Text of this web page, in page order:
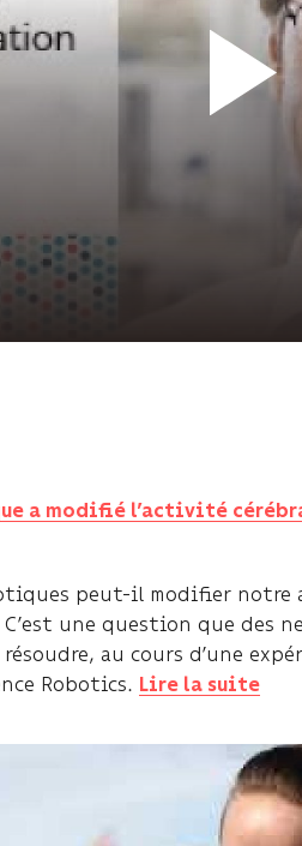
a modifié l’activité
peut-il modifier
C’est une question que des
résoudre, au cours d’une
Robotics.
Lire la suite